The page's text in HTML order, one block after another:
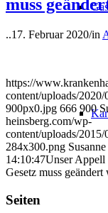
muss
..17. Februar 2020/in
https://
content/uploads/
900px0.jpg 666 900
heinsberg.com/wp-
content/uploads/
284x300.png
14:10:47Unser Appell
Gesetz muss geändert
Seiten